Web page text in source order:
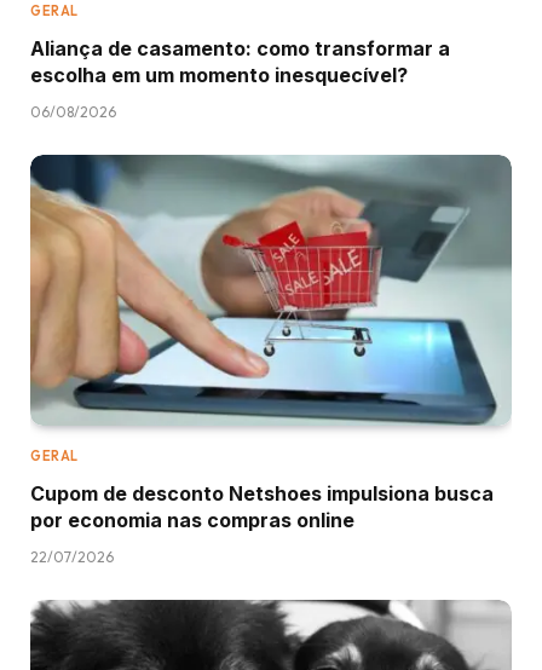
GERAL
Aliança de casamento: como transformar a
escolha em um momento inesquecível?
06/08/2026
GERAL
Cupom de desconto Netshoes impulsiona busca
por economia nas compras online
22/07/2026